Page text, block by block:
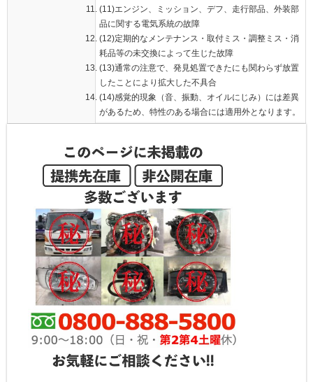
(11)エンジン、ミッション、デフ、走行部品、外装部
品に関する電気系統の故障
(12)定期的なメンテナンス・取付ミス・調整ミス・消
耗品等の未交換によって生じた故障
(13)通常の注意で、発見処置できたにも関わらず放置
したことにより拡大した不具合
(14)感覚的現象（音、振動、オイルにじみ）には差異
があるため、特性のある場合には適用外となります。